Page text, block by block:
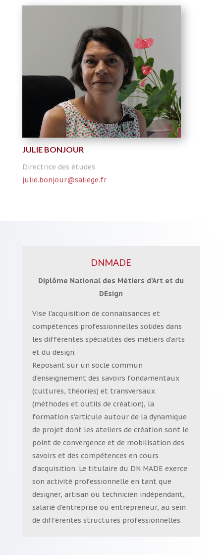
JULIE BONJOUR
Directrice des études
julie.bonjour@saliege.fr
DNMADE
Diplôme National des Métiers d’Art et du
DEsign
Vise l’acquisition de connaissances et
compétences professionnelles solides dans
les différentes spécialités des métiers d’arts
et du design.
Reposant sur un socle commun
d’enseignement des savoirs fondamentaux
(cultures, théories) et transversaux
(méthodes et outils de création), la
formation s’articule autour de la dynamique
de projet dont les ateliers de création sont le
point de convergence et de mobilisation des
savoirs et des compétences en cours
d’acquisition. Le titulaire du DN MADE exerce
son activité professionnelle en tant que
designer, artisan ou technicien indépendant,
salarié d’entreprise ou entrepreneur, au sein
de différentes structures professionnelles.